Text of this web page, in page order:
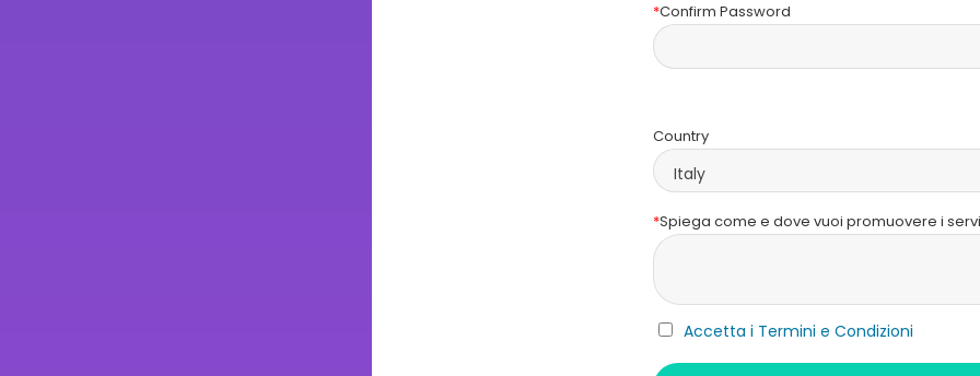
*Confirm Password
Country
Italy
*Spiega come e dove vuoi promuovere i
Accetta i Termini e Condizioni